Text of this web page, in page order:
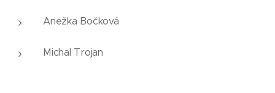
Anežka Bočková
Michal Trojan